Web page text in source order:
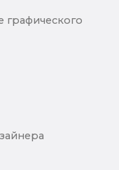
графического